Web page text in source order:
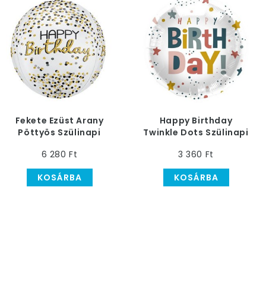
Fekete Ezüst Arany
Pöttyös Szülinapi
Orbz Fólia Lufi, 38 cm
6 280 Ft
KOSÁRBA
Happy Birthday
Twinkle Dots Szülinapi
cm
3 360 Ft
KOSÁRBA